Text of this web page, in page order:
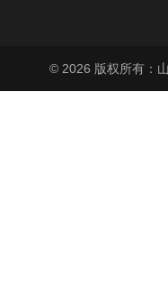
© 2026 版权所有：